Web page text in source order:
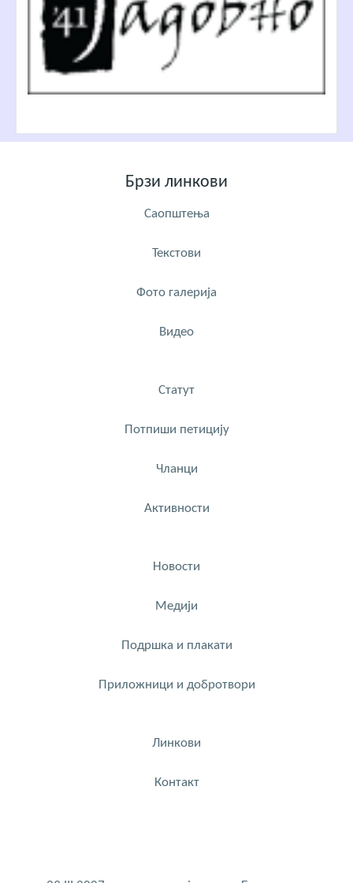
Брзи линкови
Саопштења
Текстови
Фото галерија
Видео
Статут
Потпиши петицију
Чланци
Активности
Новости
Медији
Подршка и плакати
Приложници и добротвори
Линкови
Контакт